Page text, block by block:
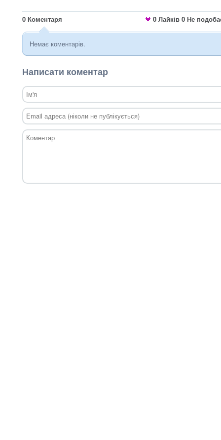
0 Лайків 0 Не
0 Коментаря
Немає коментарів.
Написати коментар